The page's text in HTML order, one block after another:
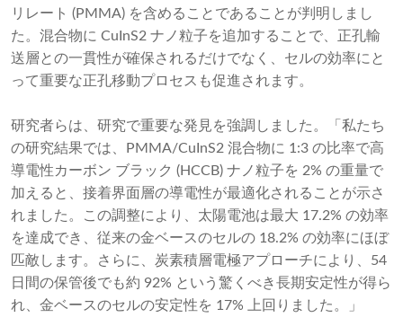
リレート (PMMA) を含めることであることが判明しまし
た。混合物に CuInS2 ナノ粒子を追加することで、正孔輸
送層との一貫性が確保されるだけでなく、セルの効率にと
って重要な正孔移動プロセスも促進されます。
研究者らは、研究で重要な発見を強調しました。「私たち
の研究結果では、PMMA/CuInS2 混合物に 1:3 の比率で高
導電性カーボン ブラック (HCCB) ナノ粒子を 2% の重量で
加えると、接着界面層の導電性が最適化されることが示さ
れました。この調整により、太陽電池は最大 17.2% の効率
を達成でき、従来の金ベースのセルの 18.2% の効率にほぼ
匹敵します。さらに、炭素積層電極アプローチにより、54
日間の保管後でも約 92% という驚くべき長期安定性が得ら
れ、金ベースのセルの安定性を 17% 上回りました。」